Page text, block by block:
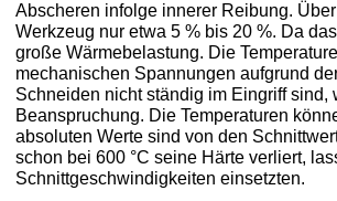
Abscheren infolge innerer Reibung.
Werkzeug nur etwa 5 % bis 20 %. Da
große Wärmebelastung. Die
mechanischen Spannungen aufgrund
Schneiden nicht ständig im Eingriff
Beanspruchung. Die Temperaturen
absoluten Werte sind von den
schon bei 600 °C seine Härte verliert,
Schnittgeschwindigkeiten einsetzten.